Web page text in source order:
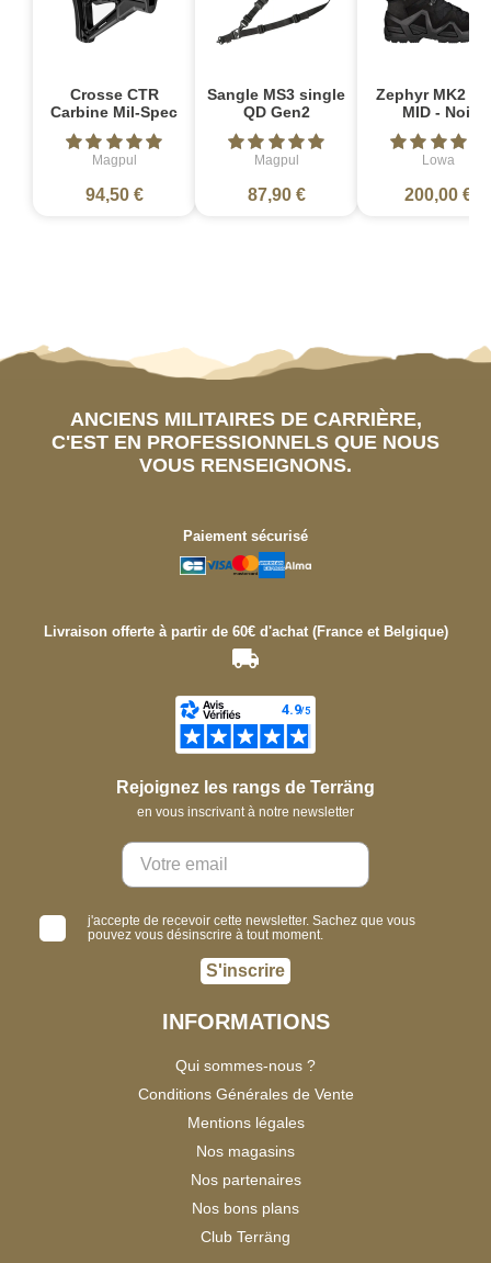
Crosse CTR
Carbine Mil-Spec
Magpul
94,50 €
Sangle MS3 single
QD Gen2
Magpul
87,90 €
Zephyr MK2
MID - Noir
Lowa
200,00 €
ANCIENS MILITAIRES DE CARRIÈRE,
C'EST EN PROFESSIONNELS QUE NOUS
VOUS RENSEIGNONS.
Paiement sécurisé
Livraison offerte à partir de 60€ d'achat (France et Belgique)
Rejoignez les rangs de Terräng
en vous inscrivant à notre newsletter
j'accepte de recevoir cette newsletter. Sachez que vous
pouvez vous désinscrire à tout moment.
S'inscrire
INFORMATIONS
Qui sommes-nous ?
Conditions Générales de Vente
Mentions légales
Nos magasins
Nos partenaires
Nos bons plans
Club Terräng